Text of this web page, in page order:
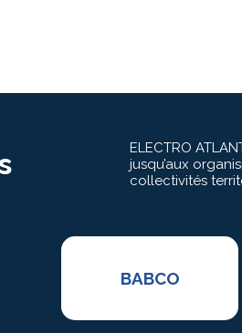
ELECTRO
jusqu’aux
collectivités
BABCO